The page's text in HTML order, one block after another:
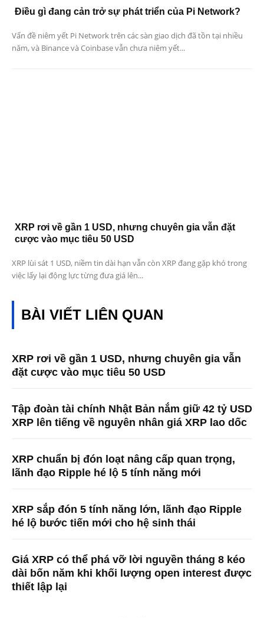
Điều gì đang cản trở sự phát triển của Pi Network?
Vấn đề niêm yết Pi Network trên các sàn giao dịch đã tồn tại nhiều
năm, và Binance và Coinbase vẫn chưa niêm yết...
XRP rơi về gần 1 USD, nhưng chuyên gia vẫn đặt
cược vào mục tiêu 50 USD
XRP lùi sát 1 USD, niềm tin dài hạn vẫn còn XRP đang gặp khó trong
việc lấy lại động lực từng đưa giá lên...
BÀI VIẾT LIÊN QUAN
XRP rơi về gần 1 USD, nhưng chuyên gia vẫn
đặt cược vào mục tiêu 50 USD
Tập đoàn tài chính Nhật Bản nắm giữ 42 tỷ USD
XRP lên tiếng về nguyên nhân giá XRP lao dốc
XRP chuẩn bị đón loạt nâng cấp quan trọng,
lãnh đạo Ripple hé lộ 5 tính năng mới
XRP sắp đón 5 tính năng lớn, lãnh đạo Ripple
hé lộ bước tiến mới cho hệ sinh thái
Giá XRP có thể phá vỡ lời nguyền tháng 8 kéo
dài bốn năm khi khối lượng open interest được
thiết lập lại